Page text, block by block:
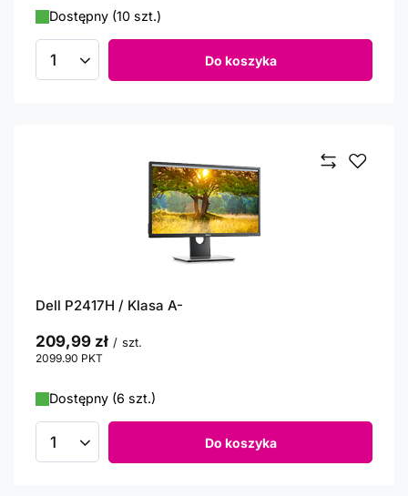
Dostępny (10 szt.)
Ilość produktów Do koszyka
Dell P2417H / Klasa A-
209,99 zł / szt.
2099.90 PKT
Dostępny (6 szt.)
Ilość produktów Do koszyka